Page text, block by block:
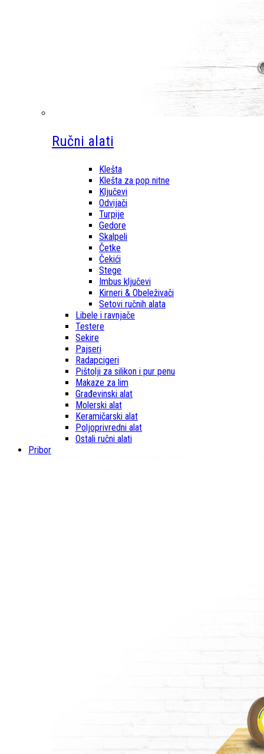
Ručni alati
Klešta
Klešta za pop nitne
Ključevi
Odvijači
Turpije
Gedore
Skalpeli
Četke
Čekići
Stege
Imbus ključevi
Kirneri & Obeleživači
Setovi ručnih alata
Libele i ravnjače
Testere
Sekire
Pajseri
Radapcigeri
Pištolji za silikon i pur penu
Makaze za lim
Građevinski alat
Molerski alat
Keramičarski alat
Poljoprivredni alat
Ostali ručni alati
Pribor